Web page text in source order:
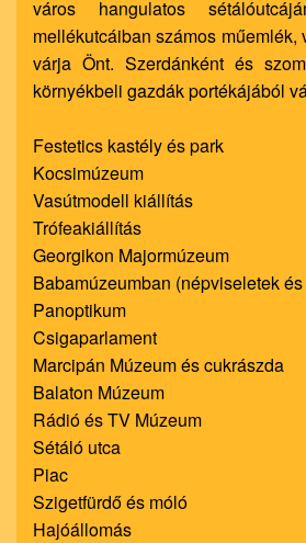
város hangulatos
mellékutcáiban számos műemlék,
várja Önt. Szerdánként és
környékbeli gazdák portékájából
Festetics kastély és park
Kocsimúzeum
Vasútmodell kiállítás
Trófeakiállítás
Georgikon Majormúzeum
Babamúzeumban (népviseletek
Panoptikum
Csigaparlament
Marcipán Múzeum és cukrászda
Balaton Múzeum
Rádió és TV Múzeum
Sétáló utca
Piac
Szigetfürdő és móló
Hajóállomás